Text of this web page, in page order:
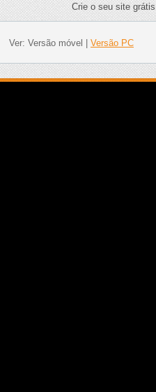
Crie o seu site grátis
Ver: Versão móvel Versão PC